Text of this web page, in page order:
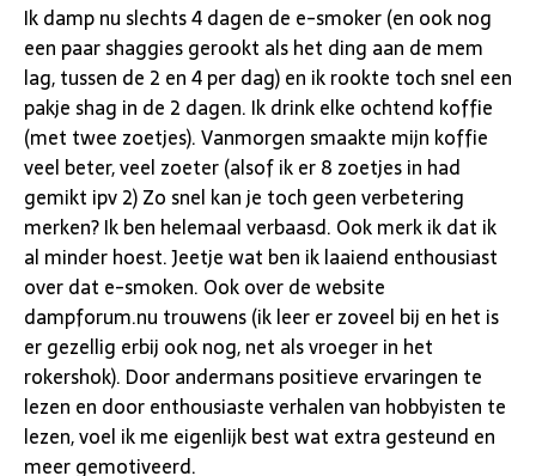
Ik damp nu slechts 4 dagen de e-smoker (en ook nog
een paar shaggies gerookt als het ding aan de mem
lag, tussen de 2 en 4 per dag) en ik rookte toch snel een
pakje shag in de 2 dagen. Ik drink elke ochtend koffie
(met twee zoetjes). Vanmorgen smaakte mijn koffie
veel beter, veel zoeter (alsof ik er 8 zoetjes in had
gemikt ipv 2) Zo snel kan je toch geen verbetering
merken? Ik ben helemaal verbaasd. Ook merk ik dat ik
al minder hoest. Jeetje wat ben ik laaiend enthousiast
over dat e-smoken. Ook over de website
dampforum.nu trouwens (ik leer er zoveel bij en het is
er gezellig erbij ook nog, net als vroeger in het
rokershok). Door andermans positieve ervaringen te
lezen en door enthousiaste verhalen van hobbyisten te
lezen, voel ik me eigenlijk best wat extra gesteund en
meer gemotiveerd.